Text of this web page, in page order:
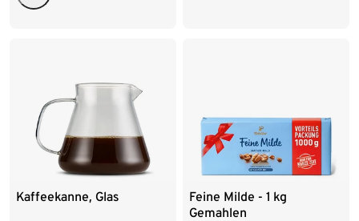
Kaffeekanne, Glas
Feine Milde - 1 kg
Gemahlen